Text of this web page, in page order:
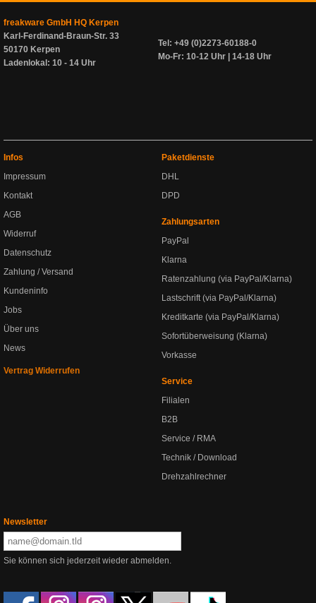
freakware GmbH HQ Kerpen
Karl-Ferdinand-Braun-Str. 33
50170 Kerpen
Ladenlokal: 10 - 14 Uhr
Tel: +49 (0)2273-60188-0
Mo-Fr: 10-12 Uhr | 14-18 Uhr
Infos
Impressum
Kontakt
AGB
Widerruf
Datenschutz
Zahlung / Versand
Kundeninfo
Jobs
Über uns
News
Vertrag Widerrufen
Paketdienste
DHL
DPD
Zahlungsarten
PayPal
Klarna
Ratenzahlung (via PayPal/Klarna)
Lastschrift (via PayPal/Klarna)
Kreditkarte (via PayPal/Klarna)
Sofortüberweisung (Klarna)
Vorkasse
Service
Filialen
B2B
Service / RMA
Technik / Download
Drehzahlrechner
Newsletter
Sie können sich jederzeit wieder abmelden.